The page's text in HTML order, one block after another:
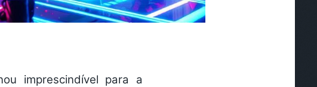
imprescindível para a